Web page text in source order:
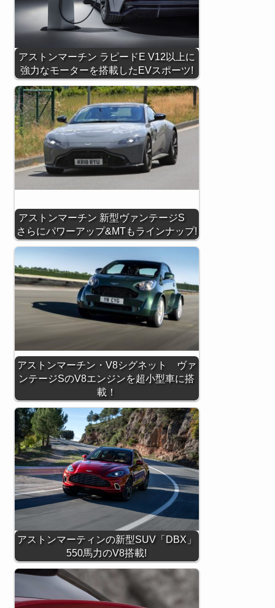
アストンマーチン ラピードE V12以上に
強力なモーターを搭載したEVスポーツ!
アストンマーチン 新型ヴァンテージS
さらにパワーアップ&MTもラインナップ!
アストンマーチン・V8シグネット ヴァ
ンテージSのV8エンジンを超小型車に搭
載！
アストンマーティンの新型SUV「DBX」
550馬力のV8搭載!